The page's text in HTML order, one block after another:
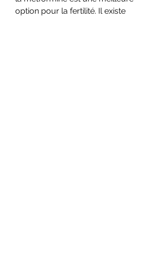
option pour la fertilité. Il existe